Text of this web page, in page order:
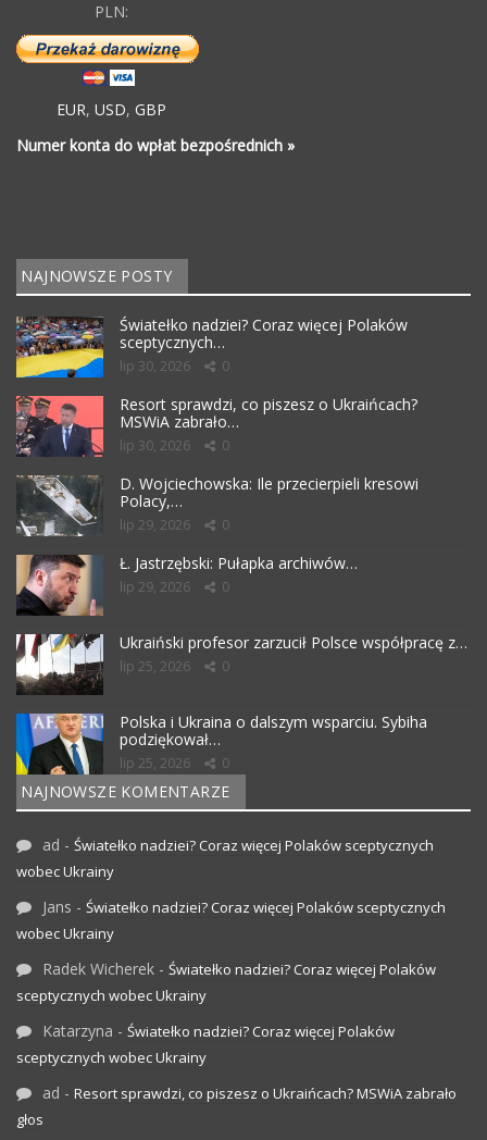
PLN:
EUR, USD, GBP
Numer konta do wpłat bezpośrednich »
NAJNOWSZE POSTY
Światełko nadziei? Coraz więcej Polaków
sceptycznych…
lip 30, 2026 0
Resort sprawdzi, co piszesz o Ukraińcach?
MSWiA zabrało…
lip 30, 2026 0
D. Wojciechowska: Ile przecierpieli kresowi
Polacy,…
lip 29, 2026 0
Ł. Jastrzębski: Pułapka archiwów…
lip 29, 2026 0
Ukraiński profesor zarzucił Polsce współpracę z…
lip 25, 2026 0
Polska i Ukraina o dalszym wsparciu. Sybiha
podziękował…
lip 25, 2026 0
NAJNOWSZE KOMENTARZE
ad - Światełko nadziei? Coraz więcej Polaków sceptycznych
wobec Ukrainy
Jans - Światełko nadziei? Coraz więcej Polaków sceptycznych
wobec Ukrainy
Radek Wicherek - Światełko nadziei? Coraz więcej Polaków
sceptycznych wobec Ukrainy
Katarzyna - Światełko nadziei? Coraz więcej Polaków
sceptycznych wobec Ukrainy
ad - Resort sprawdzi, co piszesz o Ukraińcach? MSWiA zabrało
głos